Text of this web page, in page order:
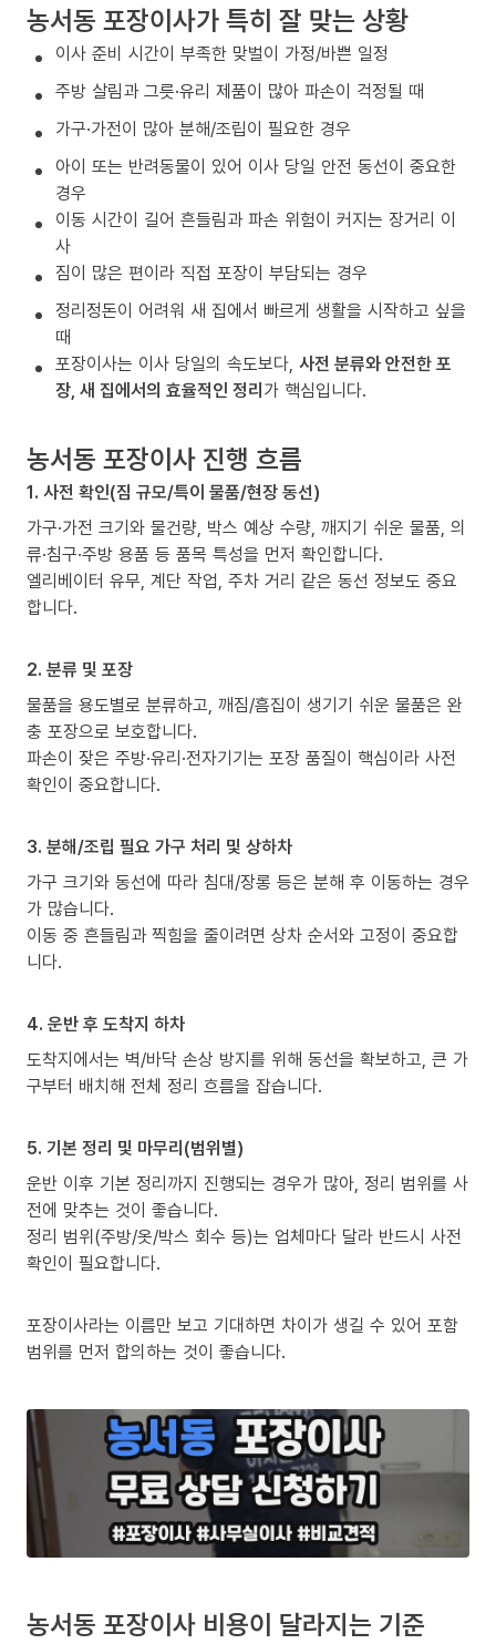
농서동 포장이사가 특히 잘 맞는 상황
이사 준비 시간이 부족한 맞벌이 가정/바쁜 일정
주방 살림과 그릇·유리 제품이 많아 파손이 걱정될 때
가구·가전이 많아 분해/조립이 필요한 경우
아이 또는 반려동물이 있어 이사 당일 안전 동선이 중요한
경우
이동 시간이 길어 흔들림과 파손 위험이 커지는 장거리 이
사
짐이 많은 편이라 직접 포장이 부담되는 경우
정리정돈이 어려워 새 집에서 빠르게 생활을 시작하고 싶을
때
포장이사는 이사 당일의 속도보다, 사전 분류와 안전한 포
장, 새 집에서의 효율적인 정리가 핵심입니다.
농서동 포장이사 진행 흐름
1. 사전 확인(짐 규모/특이 물품/현장 동선)
가구·가전 크기와 물건량, 박스 예상 수량, 깨지기 쉬운 물품, 의
류·침구·주방 용품 등 품목 특성을 먼저 확인합니다.
엘리베이터 유무, 계단 작업, 주차 거리 같은 동선 정보도 중요
합니다.
2. 분류 및 포장
물품을 용도별로 분류하고, 깨짐/흠집이 생기기 쉬운 물품은 완
충 포장으로 보호합니다.
파손이 잦은 주방·유리·전자기기는 포장 품질이 핵심이라 사전
확인이 중요합니다.
3. 분해/조립 필요 가구 처리 및 상하차
가구 크기와 동선에 따라 침대/장롱 등은 분해 후 이동하는 경우
가 많습니다.
이동 중 흔들림과 찍힘을 줄이려면 상차 순서와 고정이 중요합
니다.
4. 운반 후 도착지 하차
도착지에서는 벽/바닥 손상 방지를 위해 동선을 확보하고, 큰 가
구부터 배치해 전체 정리 흐름을 잡습니다.
5. 기본 정리 및 마무리(범위별)
운반 이후 기본 정리까지 진행되는 경우가 많아, 정리 범위를 사
전에 맞추는 것이 좋습니다.
정리 범위(주방/옷/박스 회수 등)는 업체마다 달라 반드시 사전
확인이 필요합니다.
포장이사라는 이름만 보고 기대하면 차이가 생길 수 있어 포함
범위를 먼저 합의하는 것이 좋습니다.
농서동 포장이사 비용이 달라지는 기준